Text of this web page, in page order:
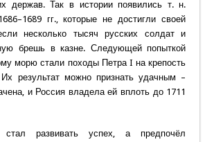
держав. Так в истории появились т. н.
гг., которые не достигли своей
несколько тысяч русских солдат и
брешь в казне. Следующей попыткой
морю стали походы Петра I на крепость
результат можно признать удачным –
и Россия владела ей вплоть до 1711
развивать успех, а предпочёл